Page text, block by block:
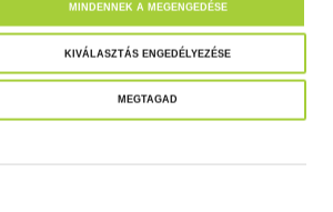
MINDENNEK A MEGENGEDÉSE
KIVÁLASZTÁS ENGEDÉLYEZÉSE
MEGTAGAD